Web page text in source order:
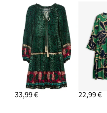
33,99 € 22,99 €